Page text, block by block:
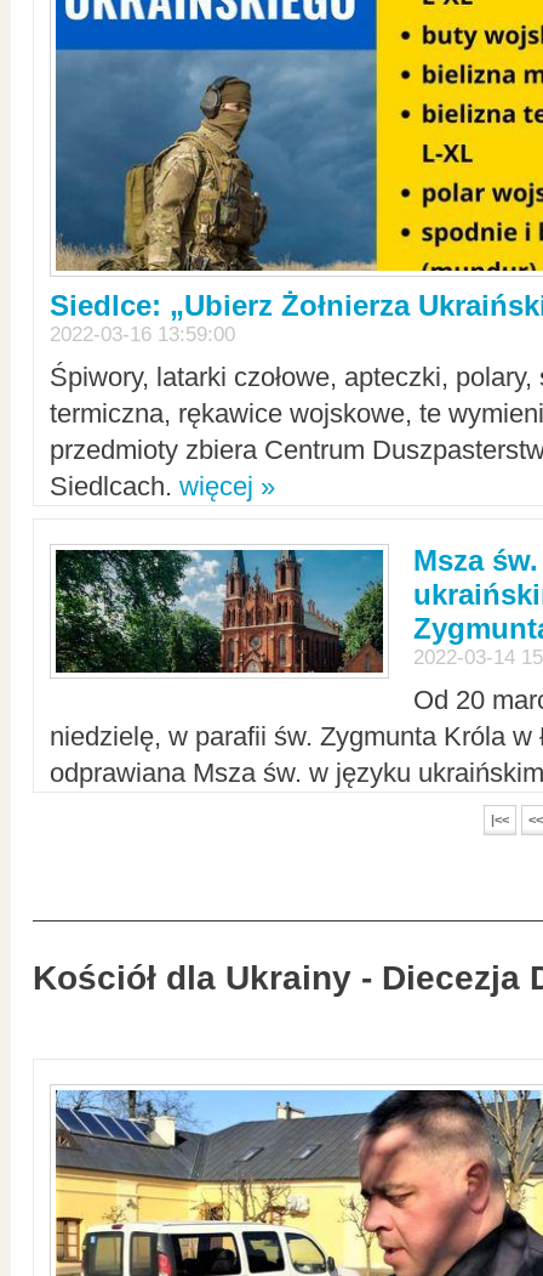
Siedlce: „Ubierz Żołnierza
2022-03-16 13:59:00
Śpiwory, latarki czołowe, apteczki,
termiczna, rękawice wojskowe, te
przedmioty zbiera Centrum
Siedlcach. więcej »
Msza
2022-03-14
Od 20
niedzielę, w parafii św. Zygmunta Króla w
odprawiana Msza św. w języku
|<< <<
Kościół dla Ukrainy - Diecezja